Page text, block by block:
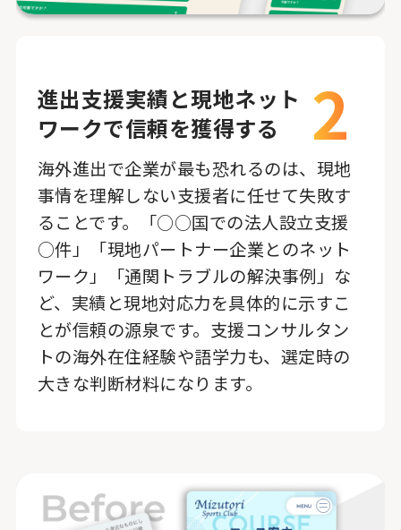
進出支援実績と現地ネット
ワークで信頼を獲得する
2
海外進出で企業が最も恐れるのは、現地
事情を理解しない支援者に任せて失敗す
ることです。「○○国での法人設立支援
○件」「現地パートナー企業とのネット
ワーク」「通関トラブルの解決事例」な
ど、実績と現地対応力を具体的に示すこ
とが信頼の源泉です。支援コンサルタン
トの海外在住経験や語学力も、選定時の
大きな判断材料になります。